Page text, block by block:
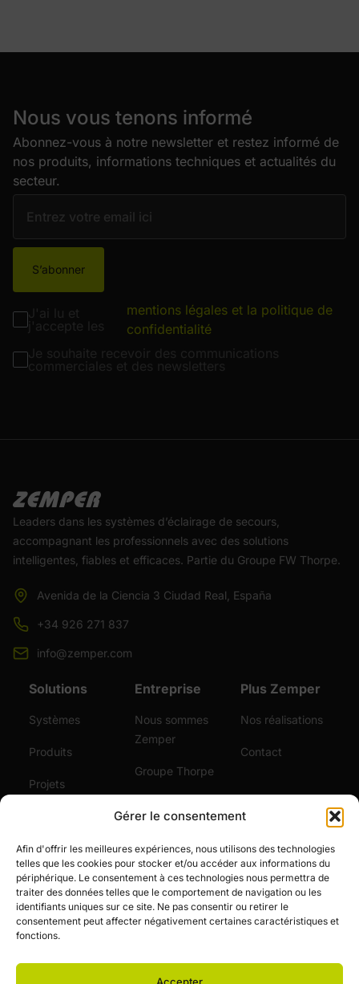
Gérer le consentement
Afin d'offrir les meilleures expériences, nous utilisons des technologies
telles que les cookies pour stocker et/ou accéder aux informations du
périphérique. Le consentement à ces technologies nous permettra de
traiter des données telles que le comportement de navigation ou les
identifiants uniques sur ce site. Ne pas consentir ou retirer le
consentement peut affecter négativement certaines caractéristiques et
fonctions.
Accepter
Nous vous tenons informé
Abonnez-vous à notre newsletter et restez informé de
nos produits, informations techniques et actualités du
secteur.
S’abonner
mentions légales et la politique de
confidentialité
Leaders dans les systèmes d’éclairage de secours,
accompagnant les professionnels avec des solutions
intelligentes, fiables et efficaces. Partie du Groupe FW Thorpe.
Avenida de la Ciencia 3 Ciudad Real, España
+34 926 271 837
info@zemper.com
Solutions
Systèmes
Produits
Projets
Services
Entreprise
Nous sommes
Zemper
Groupe Thorpe
Actualités
Emploi
Plus Zemper
Nos réalisations
Contact